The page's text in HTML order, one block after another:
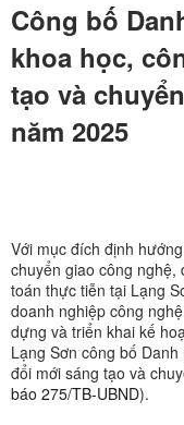
Công bố
khoa học,
tạo và
năm 2025
Với mục đích định
chuyển giao công nghệ,
toán thực tiễn tại Lạng
doanh nghiệp công
dựng và triển khai kế
Lạng Sơn công bố
đổi mới sáng tạo và
báo 275/TB-UBND).